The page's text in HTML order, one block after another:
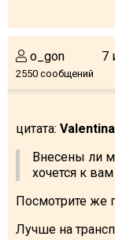
o_gon
2550 сообщений
7
цитата:
Внесены ли
хочется к
Посмотрите же
Лучше на